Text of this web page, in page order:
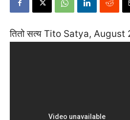
तितो सत्य Tito Satya, August